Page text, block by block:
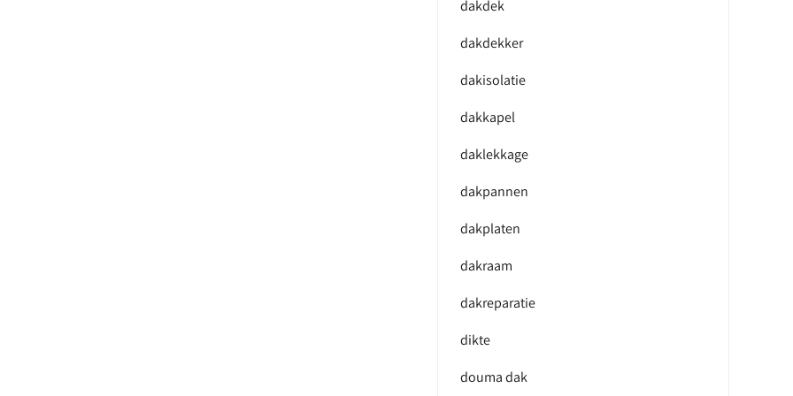
dakdek
dakdekker
dakisolatie
dakkapel
daklekkage
dakpannen
dakplaten
dakraam
dakreparatie
dikte
douma dak